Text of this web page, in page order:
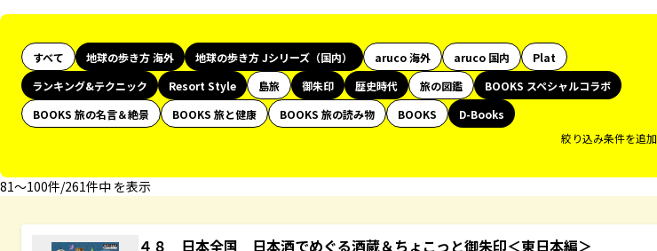
すべて 地球の歩き方 海外 地球の歩き方 Jシリーズ（国内） aruco 海外 aruco 国内
Plat
ランキング&テクニック
Resort Style 島旅 御朱印 歴史時代 旅の図鑑
BOOKS スペシャルコラボ
BOOKS 旅の名言＆絶景
BOOKS 旅と健康 BOOKS 旅の読み物 BOOKS
D-Books
絞り込み条件を追加
81〜100件/261件中 を表示
４８ 日本全国 日本酒でめぐる酒蔵＆ちょこっと御朱印＜東日本編＞